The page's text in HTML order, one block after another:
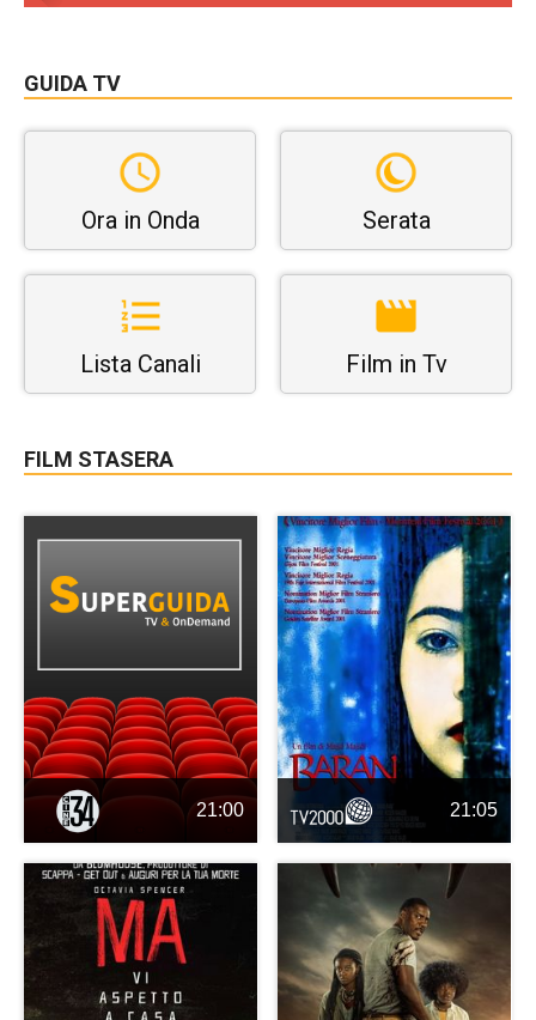
GUIDA TV
Ora in Onda Serata
Lista Canali Film in Tv
FILM STASERA
21:00 21:05